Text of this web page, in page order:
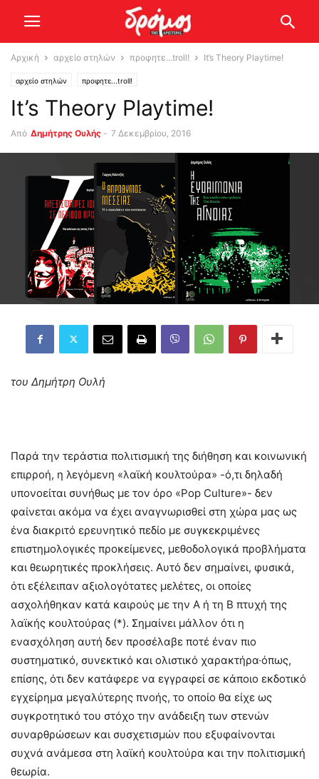
Αρχική αρχείο στηλών προφητε...troll! It’s Theory Playtime!
αρχείο στηλών προφητε...troll!
It’s Theory Playtime!
Από Δημήτρης Ουλής - 7 Δεκεμβρίου, 2016
του Δημήτρη Ουλή
Παρά την τεράστια πολιτισμική της διήθηση και κοινωνική
επιρροή, η λεγόμενη «λαϊκή κουλτούρα» -ό,τι δηλαδή
υπονοείται συνήθως με τον όρο «Pop Culture»- δεν
φαίνεται ακόμα να έχει αναγνωρισθεί στη χώρα μας ως
ένα διακριτό ερευνητικό πεδίο με συγκεκριμένες
επιστημολογικές προκείμενες, μεθοδολογικά προβλήματα
και θεωρητικές προκλήσεις. Αυτό δεν σημαίνει, φυσικά,
ότι εξέλειπαν αξιολογότατες μελέτες, οι οποίες
ασχολήθηκαν κατά καιρούς με την Α ή τη Β πτυχή της
λαϊκής κουλτούρας (*). Σημαίνει μάλλον ότι η
ενασχόληση αυτή δεν προσέλαβε ποτέ έναν πιο
συστηματικό, συνεκτικό και ολιστικό χαρακτήρα·όπως,
επίσης, ότι δεν κατάφερε να εγγραφεί σε κάποιο εκδοτικό
εγχείρημα μεγαλύτερης πνοής, το οποίο θα είχε ως
συγκροτητικό του στόχο την ανάδειξη των στενών
συναρθρώσεων και συσχετισμών που εξυφαίνονται
συχνά ανάμεσα στη λαϊκή κουλτούρα και την πολιτισμική
θεωρία.